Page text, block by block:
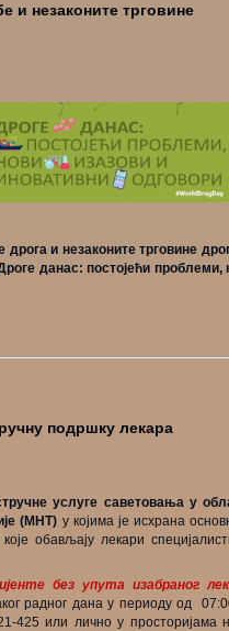
и незаконите трговине
и незаконите трговине
данас: постојећи проблеми,
подршку лекара
услуге саветовања у
(МНТ) у којима је исхрана
обављају лекари
без упута изабраног
радног дана у периоду од
425 или лично у просторијама